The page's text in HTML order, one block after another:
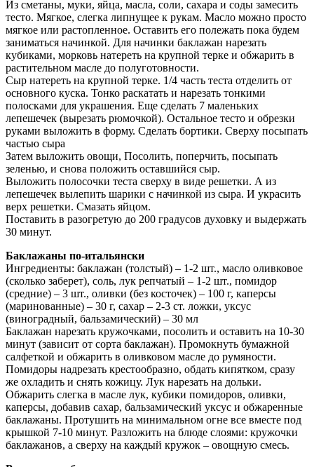
Из сметаны, муки, яйца, масла, соли, сахара и соды замесить
тесто. Мягкое, слегка липнущее к рукам. Масло можно просто
мягкое или растопленное. Оставить его полежать пока будем
заниматься начинкой. Для начинки баклажан нарезать
кубиками, морковь натереть на крупной терке и обжарить в
растительном масле до полуготовности.
Сыр натереть на крупной терке. 1/4 часть теста отделить от
основного куска. Тонко раскатать и нарезать тонкими
полосками для украшения. Еще сделать 7 маленьких
лепешечек (вырезать рюмочкой). Остальное тесто и обрезки
руками выложить в форму. Сделать бортики. Сверху посыпать
частью сыра
Затем выложить овощи, Посолить, поперчить, посыпать
зеленью, и снова положить оставшийся сыр.
Выложить полосочки теста сверху в виде решетки. А из
лепешечек вылепить шарики с начинкой из сыра. И украсить
верх решетки. Смазать яйцом.
Поставить в разогретую до 200 градусов духовку и выдержать
30 минут.
Баклажаны по-итальянски
Ингредиенты: баклажан (толстый) – 1-2 шт., масло оливковое
(сколько заберет), соль, лук репчатый – 1-2 шт., помидор
(средние) – 3 шт., оливки (без косточек) – 100 г, каперсы
(маринованные) – 30 г, сахар – 2-3 ст. ложки, уксус
(виноградный, бальзамический) – 30 мл
Баклажан нарезать кружочками, посолить и оставить на 10-30
минут (зависит от сорта баклажан). Промокнуть бумажной
салфеткой и обжарить в оливковом масле до румяности.
Помидоры надрезать крестообразно, обдать кипятком, сразу
же охладить и снять кожицу. Лук нарезать на дольки.
Обжарить слегка в масле лук, кубики помидоров, оливки,
каперсы, добавив сахар, бальзамический уксус и обжаренные
баклажаны. Протушить на минимальном огне все вместе под
крышкой 7-10 минут. Разложить на блюде слоями: кружочки
баклажанов, а сверху на каждый кружок – овощную смесь.